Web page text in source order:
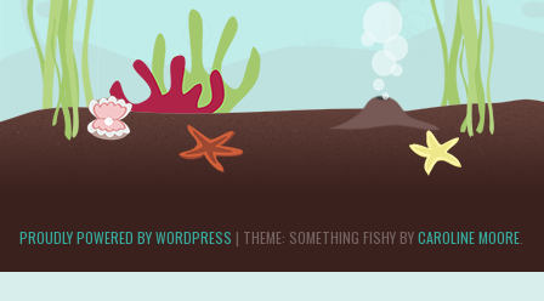
PROUDLY POWERED BY WORDPRESS | THEME: SOMETHING FISHY BYCAROLINE MOORE